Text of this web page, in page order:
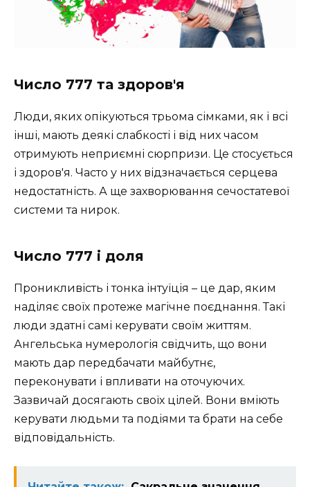
Число 777 та здоров'я
Люди, яких опікуються трьома сімками, як і всі
інші, мають деякі слабкості і від них часом
отримують неприємні сюрпризи. Це стосується
і здоров'я. Часто у них відзначається серцева
недостатність. А ще захворювання сечостатевої
системи та нирок.
Число 777 і доля
Проникливість і тонка інтуїція – це дар, яким
наділяє своїх протеже магічне поєднання. Такі
люди здатні самі керувати своїм життям.
Ангельська нумерологія свідчить, що вони
мають дар передбачати майбутнє,
переконувати і впливати на оточуючих.
Зазвичай досягають своїх цілей. Вони вміють
керувати людьми та подіями та брати на себе
відповідальність.